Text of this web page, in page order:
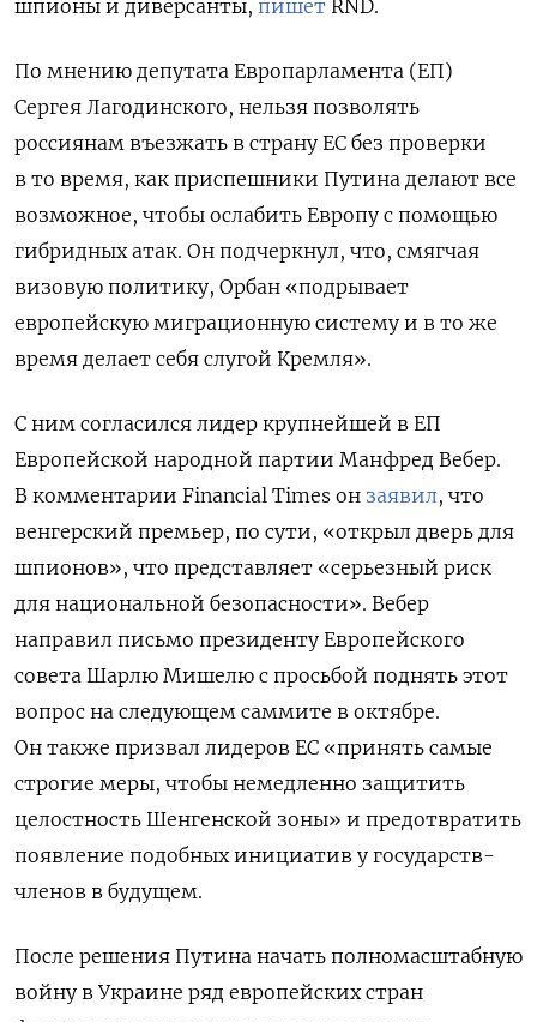
шпионы и диверсанты, пишет RND.
По мнению депутата Европарламента (ЕП)
Сергея Лагодинского, нельзя позволять
россиянам въезжать в страну ЕС без проверки
в то время, как приспешники Путина делают все
возможное, чтобы ослабить Европу с помощью
гибридных атак. Он подчеркнул, что, смягчая
визовую политику, Орбан «подрывает
европейскую миграционную систему и в то же
время делает себя слугой Кремля».
С ним согласился лидер крупнейшей в ЕП
Европейской народной партии Манфред Вебер.
В комментарии Financial Times он заявил, что
венгерский премьер, по сути, «открыл дверь для
шпионов», что представляет «серьезный риск
для национальной безопасности». Вебер
направил письмо президенту Европейского
совета Шарлю Мишелю с просьбой поднять этот
вопрос на следующем саммите в октябре.
Он также призвал лидеров ЕС «принять самые
строгие меры, чтобы немедленно защитить
целостность Шенгенской зоны» и предотвратить
появление подобных инициатив у государств-
членов в будущем.
После решения Путина начать полномасштабную
войну в Украине ряд европейских стран